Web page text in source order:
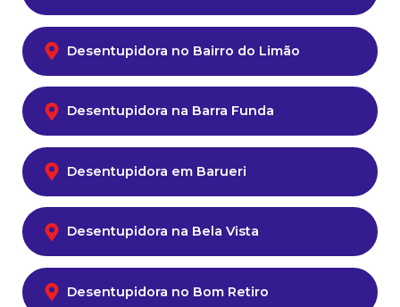
Desentupidora no Bairro do Limão
Desentupidora na Barra Funda
Desentupidora em Barueri
Desentupidora na Bela Vista
Desentupidora no Bom Retiro